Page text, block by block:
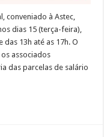
conveniado à Astec,
dias 15 (terça-feira),
13h até as 17h. O
associados
das parcelas de salário